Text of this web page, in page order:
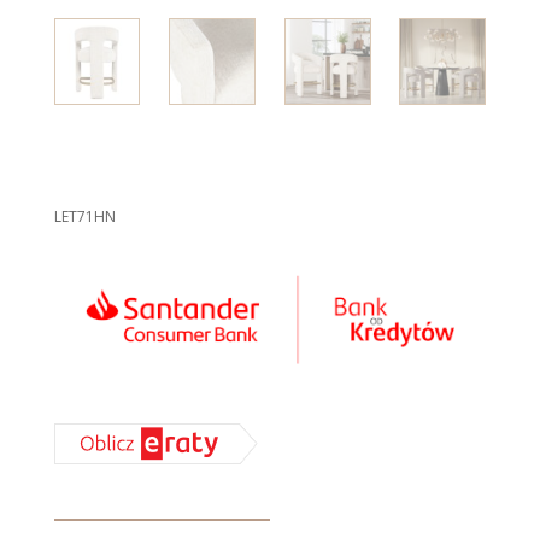
LET71HN